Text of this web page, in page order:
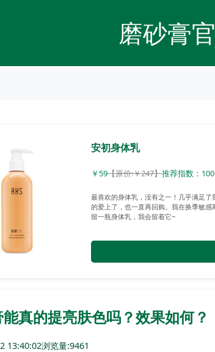
磨砂膏
安初身体乳
￥59【原价:￥247】推荐指数：100
最喜欢的身体乳，没有之一！几乎满足
的爱上了，也一直再回购。我在换季敏
留一瓶身体乳，我会留着它~
真的提亮肤色吗？效果如何？
13:40:02浏览量:9461